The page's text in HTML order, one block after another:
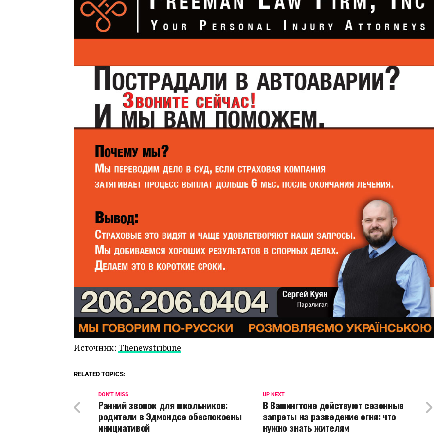
Источник: Thenewstribune
RELATED TOPICS:
UP NEXT
В Вашингтоне действуют сезонные
запреты на разведение огня: что
нужно знать жителям
DON'T MISS
Ранний звонок для школьников:
родители в Эдмондсе обеспокоены
инициативой